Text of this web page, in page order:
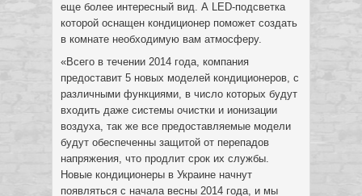
еще более интересный вид. А LED-подсветка
которой оснащен кондиционер поможет создать
в комнате необходимую вам атмосферу.
«Всего в течении 2014 года, компания
предоставит 5 новых моделей кондиционеров, с
различными функциями, в число которых будут
входить даже системы очистки и ионизации
воздуха, так же все предоставляемые модели
будут обеспеченны защитой от перепадов
напряжения, что продлит срок их службы.
Новые кондиционеры в Украине начнут
появляться с начала весны 2014 года, и мы